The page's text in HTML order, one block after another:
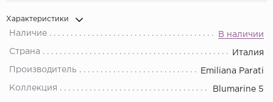
Характеристики
Наличие В наличии
Страна Италия
Производитель Emiliana Parati
Коллекция Blumarine 5